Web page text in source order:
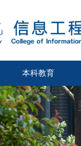
本科教育